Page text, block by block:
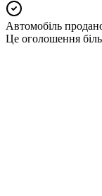
Автомобіль
Це оголошення